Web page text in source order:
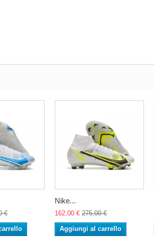
€
Nike...
162,00 € 275,00 €
Aggiungi al carrello